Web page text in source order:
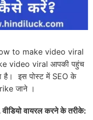
to make video viral
video viral आपकी पहुंच
है। इस पोस्ट में SEO के
जाने ।
वायरल करने के तरीके: